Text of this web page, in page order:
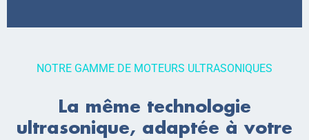
NOTRE GAMME DE MOTEURS ULTRASONIQUES
La même technologie
ultrasonique, adaptée à votre